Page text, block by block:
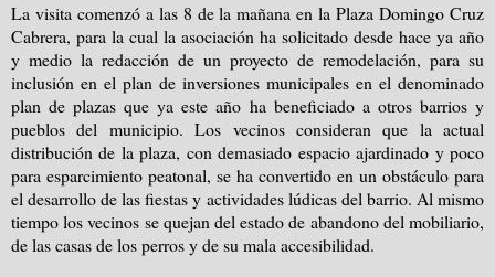
La visita comenzó a las 8 de la mañana en la Plaza Domingo Cruz
Cabrera, para la cual la asociación ha solicitado desde hace ya año
y medio la redacción de un proyecto de remodelación, para su
inclusión en el plan de inversiones municipales en el denominado
plan de plazas que ya este año ha beneficiado a otros barrios y
pueblos del municipio. Los vecinos consideran que la actual
distribución de la plaza, con demasiado espacio ajardinado y poco
para esparcimiento peatonal, se ha convertido en un obstáculo para
el desarrollo de las fiestas y actividades lúdicas del barrio. Al mismo
tiempo los vecinos se quejan del estado de abandono del mobiliario,
de las casas de los perros y de su mala accesibilidad.